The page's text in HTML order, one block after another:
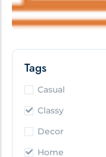
Tags
Casual
Classy
Decor
Home